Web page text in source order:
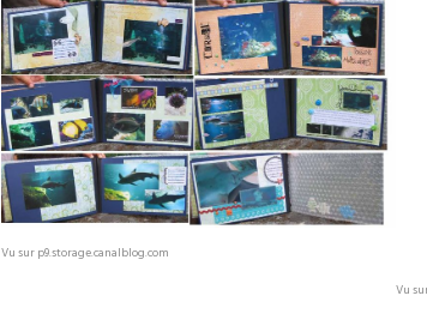
Vu sur p9.storage.canalblog.com
Vu